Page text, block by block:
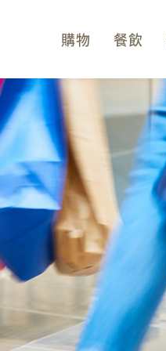
購物 餐飲